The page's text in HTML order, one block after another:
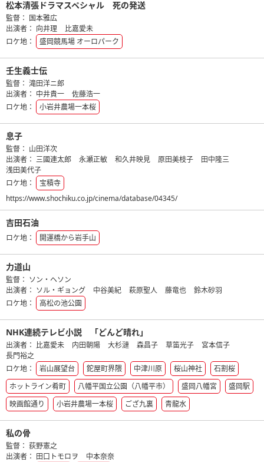
松本清張ドラマスペシャル 死の発送
監督： 国本雅広
出演者： 向井理
比嘉愛未
ロケ地：
盛岡競馬場 オーロパーク
壬生義士伝
監督： 滝田洋ニ郎
出演者： 中井貴一
佐藤浩一
ロケ地：
小岩井農場一本桜
息子
監督： 山田洋次
出演者： 三國連太郎 永瀬正敏 和久井映見 原田美枝子
田中隆三
浅田美代子
ロケ地：
宝積寺
https://www.shochiku.co.jp/cinema/database/04345/
吉田石油
ロケ地： 開運橋から岩手山
力道山
監督： ソン・ヘソン
出演者： ソル・ギョング 中谷美紀 萩原聖人 藤竜也
鈴木砂羽
ロケ地：
高松の池公園
NHK連続テレビ小説 「どんど晴れ」
出演者： 比嘉愛未 内田朝陽 大杉漣 森昌子 草笛光子
宮本信子
長門裕之
ロケ地：
岩山展望台 鉈屋町界隈 中津川原 桜山神社
石割桜
ホットライン肴町
八幡平国立公園（八幡平市） 盛岡八幡宮
盛岡駅
映画館通り
小岩井農場一本桜 ござ九裏 青龍水
私の骨
監督： 荻野憲之
出演者： 田口トモロヲ
中本奈奈